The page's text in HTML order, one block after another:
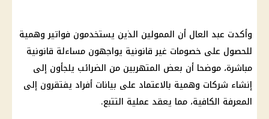
وأكدت عبد العال أن الممولين الذين يستخدمون فواتير وهمية
للحصول على خصومات غير قانونية يواجهون مساءلة قانونية
مباشرة، موضحا أن بعض المتهربين من الضرائب يلجأون إلى
إنشاء شركات وهمية بالاعتماد على بيانات أفراد يفتقرون إلى
المعرفة الكافية، مما يعقد عملية التتبع.